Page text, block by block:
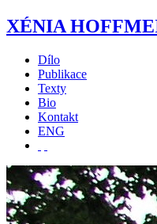
XÉNIA
Dílo
Publikace
Texty
Bio
Kontakt
ENG